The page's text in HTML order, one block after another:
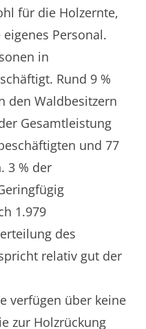
für die Holzernte,
Personal.
in
Rund 9 %
den Waldbesitzern
Gesamtleistung
und 77
3 % der
1.979
des
relativ gut der
verfügen über keine
zur Holzrückung